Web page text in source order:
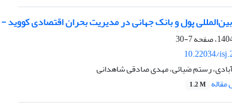
پول و بانک جهانی در مدیریت بحران اقتصادی کووید - ۱۹ (2021-2019)
7-30
10.22034/
رستم ضیائی، مهدی صادقی شاهدانی
1.2 M